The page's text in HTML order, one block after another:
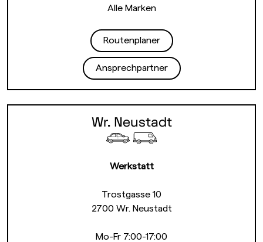
Alle Marken
Routenplaner
Ansprechpartner
Wr. Neustadt
Werkstatt
Trostgasse 10
2700 Wr. Neustadt
Mo-Fr 7:00-17:00